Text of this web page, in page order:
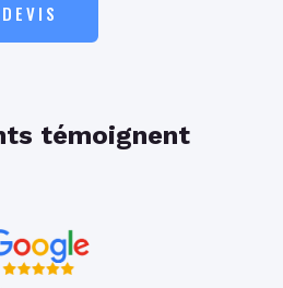
témoignent